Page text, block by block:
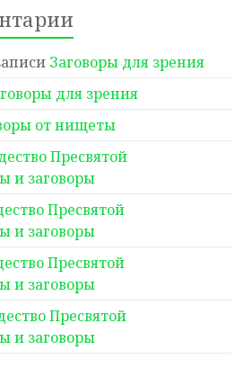
Заговоры для зрения
для зрения
от нищеты
Пресвятой
и заговоры
Пресвятой
и заговоры
Пресвятой
и заговоры
Пресвятой
и заговоры